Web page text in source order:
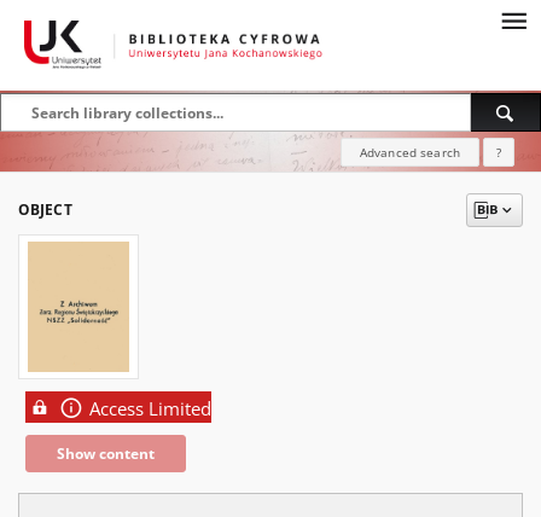
Advanced search ?
OBJECT
Access Limited
Show content